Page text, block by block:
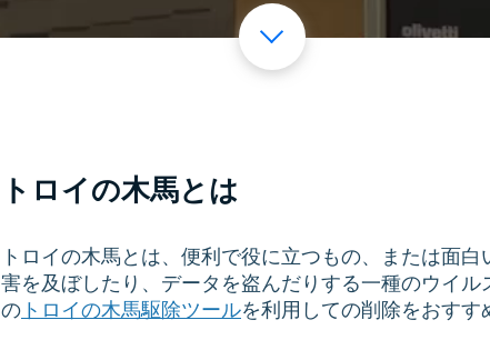
トロイの木馬とは
トロイの木馬とは、便利で役に立つもの、または面
害を及ぼしたり、データを盗んだりする一種のウイ
の トロイの木馬駆除ツールを利用しての削除をおすす